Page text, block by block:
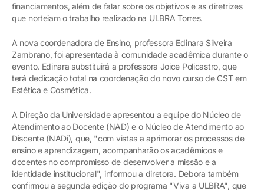
financiamentos, além de falar sobre os objetivos e as diretrizes
que norteiam o trabalho realizado na ULBRA Torres.
A nova coordenadora de Ensino, professora Edinara Silveira
Zambrano, foi apresentada à comunidade acadêmica durante o
evento. Edinara substituirá a professora Joice Policastro, que
terá dedicação total na coordenação do novo curso de CST em
Estética e Cosmética.
A Direção da Universidade apresentou a equipe do Núcleo de
Atendimento ao Docente (NAD) e o Núcleo de Atendimento ao
Discente (NADi), que, "com vistas a aprimorar os processos de
ensino e aprendizagem, acompanharão os acadêmicos e
docentes no compromisso de desenvolver a missão e a
identidade institucional", informou a diretora. Debora também
confirmou a segunda edição do programa "Viva a ULBRA", que